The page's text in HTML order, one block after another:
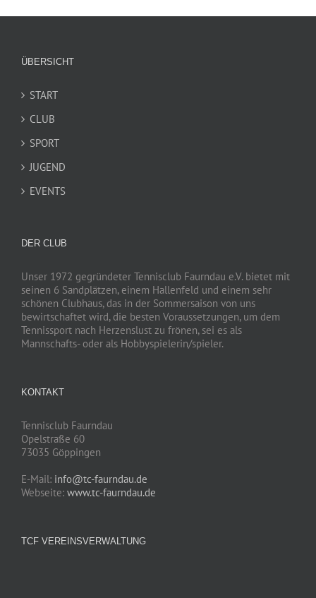
ÜBERSICHT
START
CLUB
SPORT
JUGEND
EVENTS
DER CLUB
Unser 1972 gegründeter Tennisclub Faurndau e.V. bietet mit
seinen 6 Sandplätzen, einem Hallenfeld und einem sehr
schönen Clubhaus, das in der Sommersaison von uns
bewirtschaftet wird, die besten Voraussetzungen, um dem
Tennissport nach Herzenslust zu frönen, sei es als
Mannschafts- oder als Hobbyspielerin/spieler.
KONTAKT
Tennisclub Faurndau
Opelstraße 60
73035 Göppingen
E-Mail: info@tc-faurndau.de
Webseite: www.tc-faurndau.de
TCF VEREINSVERWALTUNG